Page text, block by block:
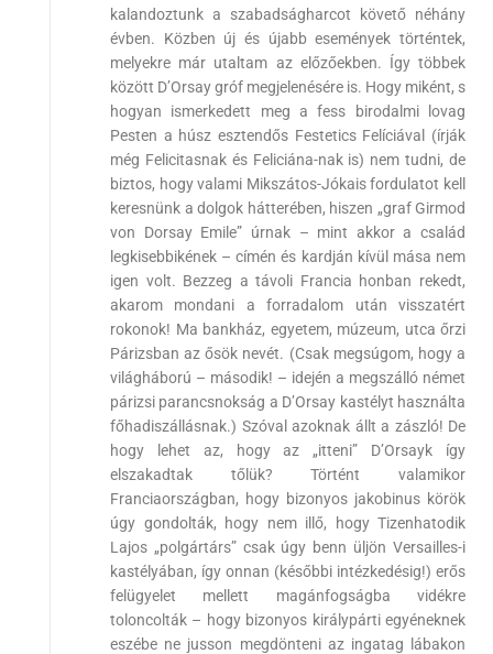
kalandoztunk a szabadságharcot követő néhány
évben. Közben új és újabb események történtek,
melyekre már utaltam az előzőekben. Így többek
között D’Orsay gróf megjelenésére is. Hogy miként, s
hogyan ismerkedett meg a fess birodalmi lovag
Pesten a húsz esztendős Festetics Felíciával (írják
még Felicitasnak és Feliciána-nak is) nem tudni, de
biztos, hogy valami Mikszátos-Jókais fordulatot kell
keresnünk a dolgok hátterében, hiszen „graf Girmod
von Dorsay Emile” úrnak – mint akkor a család
legkisebbikének – címén és kardján kívül mása nem
igen volt. Bezzeg a távoli Francia honban rekedt,
akarom mondani a forradalom után visszatért
rokonok! Ma bankház, egyetem, múzeum, utca őrzi
Párizsban az ősök nevét. (Csak megsúgom, hogy a
világháború – második! – idején a megszálló német
párizsi parancsnokság a D’Orsay kastélyt használta
főhadiszállásnak.) Szóval azoknak állt a zászló! De
hogy lehet az, hogy az „itteni” D’Orsayk így
elszakadtak tőlük? Történt valamikor
Franciaországban, hogy bizonyos jakobinus körök
úgy gondolták, hogy nem illő, hogy Tizenhatodik
Lajos „polgártárs” csak úgy benn üljön Versailles-i
kastélyában, így onnan (későbbi intézkedésig!) erős
felügyelet mellett magánfogságba vidékre
toloncolták – hogy bizonyos királypárti egyéneknek
eszébe ne jusson megdönteni az ingatag lábakon